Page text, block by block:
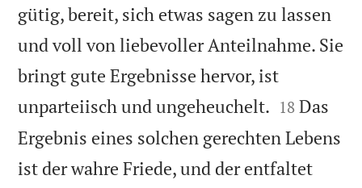
gütig, bereit, sich etwas sagen zu lassen
und voll von liebevoller Anteilnahme. Sie
bringt gute Ergebnisse hervor, ist
unparteiisch und ungeheuchelt. 

18 Das
Ergebnis eines solchen gerechten Lebens
ist der wahre Friede, und der entfaltet